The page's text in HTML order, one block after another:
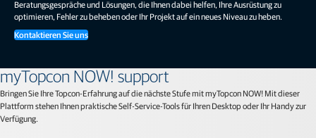
Beratungsgespräche und Lösungen, die Ihnen dabei helfen, Ihre Ausrüstung zu
optimieren, Fehler zu beheben oder Ihr Projekt auf ein neues Niveau zu heben.
Kontaktieren Sie uns
myTopcon NOW! support
Bringen Sie Ihre Topcon-Erfahrung auf die nächste Stufe mit myTopcon NOW! Mit dieser
Plattform stehen Ihnen praktische Self-Service-Tools für Ihren Desktop oder Ihr Handy zur
Verfügung.